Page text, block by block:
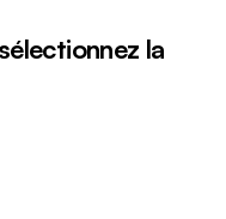
la